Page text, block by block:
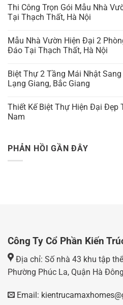
BY
ANTONKILL
Thi Công Trọn Gói Mẫu Nhà
Tại Thạch Thất, Hà Nội
Mẫu Nhà Vườn Hiện Đại 2
Đáo Tại Thạch Thất, Hà Nội
Biệt Thự 2 Tầng Mái Nhật
Lạng Giang, Bắc Giang
Thiết Kế Biệt Thự Hiện Đại Đẹp
Nam
PHẢN HỒI GẦN ĐÂY
Công Ty Cổ Phần Kiến
Địa chỉ: Số nhà 43 khu tập
Phường Phúc La, Quận Hà
Email: